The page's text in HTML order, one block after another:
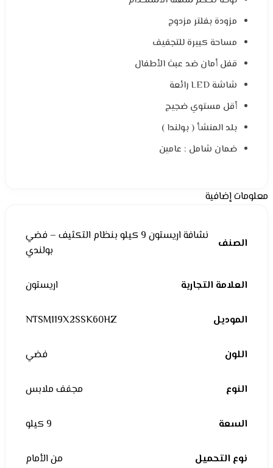
مزودة بفلتر مزدوج
مساحة كبيرة للتجفيف
قفل أمان ضد عبث الأطفال
شاشة LED رائعة
أقل مستوي ضجيج
بلد المنشأ ( بولندا )
ضمان شامل : عامين
معلومات إضافية
الصنف
نشافة اريستون 9 كيلو بنظام التكثيف – فضي
بولندي
العلامة التجارية اريستون
الموديل NTSM119X2SSK60HZ
اللون فضي
النوع مجفف ملابس
السعة 9 كيلو
نوع التحميل من الأمام